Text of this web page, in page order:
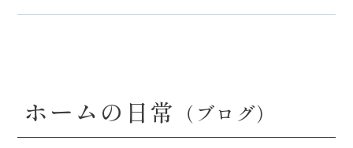
ホームの日常 （ブログ）